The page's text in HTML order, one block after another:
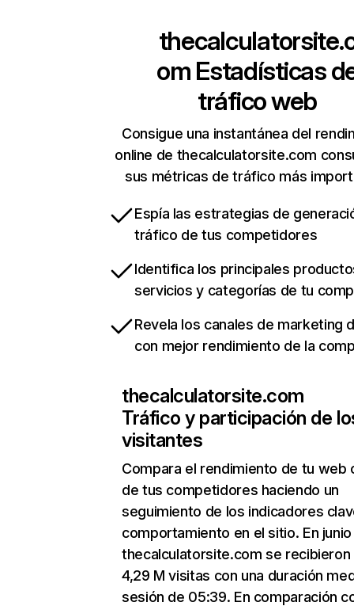
om Estadísticas
tráfico web
Consigue una instantánea del
online de thecalculatorsite.com
sus métricas de tráfico más
Espía las estrategias de
tráfico de tus competidores
Identifica los principales
servicios y categorías de tu
Revela los canales de marketing
con mejor rendimiento de la
thecalculatorsite.com
Tráfico y participación de
visitantes
Compara el rendimiento de tu web
de tus competidores haciendo un
seguimiento de los indicadores
comportamiento en el sitio. En junio
thecalculatorsite.com se recibieron
4,29 M visitas con una duración
sesión de 05:39. En comparación